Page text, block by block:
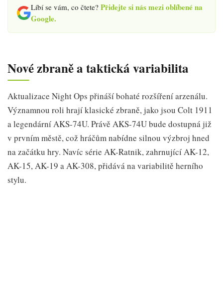
Líbí se vám, co čtete? Přidejte si nás mezi oblíbené na
Google.
Nové zbraně a taktická variabilita
Aktualizace Night Ops přináší bohaté rozšíření arzenálu.
Významnou roli hrají klasické zbraně, jako jsou Colt 1911
a legendární AKS-74U. Právě AKS-74U bude dostupná již
v prvním městě, což hráčům nabídne silnou výzbroj hned
na začátku hry. Navíc série AK-Ratnik, zahrnující AK-12,
AK-15, AK-19 a AK-308, přidává na variabilitě herního
stylu.